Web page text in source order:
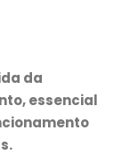
da
essencial